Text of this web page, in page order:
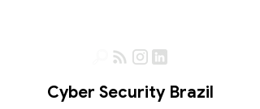
Cyber Security Brazil